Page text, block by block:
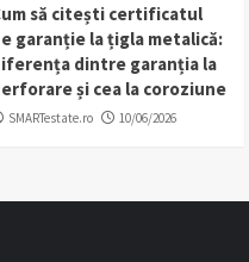
să citești certificatul
garanție la țigla metalică:
dintre garanția la
și cea la coroziune
SMARTestate.ro 10/06/2026